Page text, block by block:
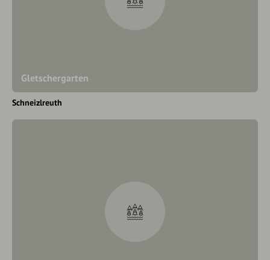
Gletschergarten
Schneizlreuth